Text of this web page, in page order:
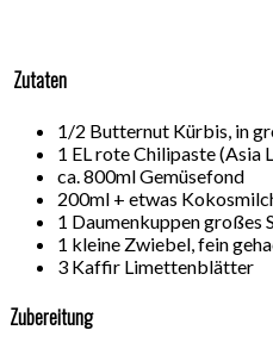
Zutaten
1/2 Butternut Kürbis, in
1 EL rote Chilipaste (Asia
ca. 800ml Gemüsefond
200ml + etwas
1 Daumenkuppen großes
1 kleine Zwiebel, fein
3 Kaffir Limettenblätter
Zubereitung